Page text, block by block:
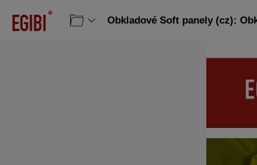
Obkladové Soft panely (cz):